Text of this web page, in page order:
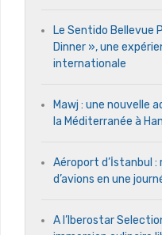
Le Sentido Bellevue
Dinner », une
internationale
Mawj : une nouvelle
la Méditerranée à
Aéroport d’İstanbul
d’avions en une
A l’Iberostar